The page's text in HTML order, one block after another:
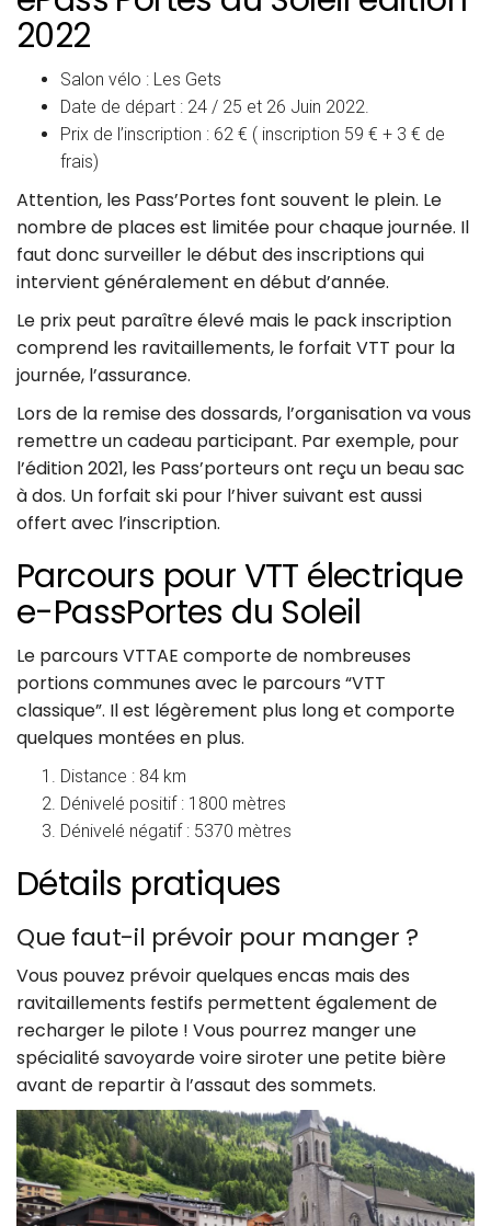
2022
Salon vélo : Les Gets
Date de départ : 24 / 25 et 26 Juin 2022.
Prix de l’inscription : 62 € ( inscription 59 € + 3 € de
frais)
Attention, les Pass’Portes font souvent le plein. Le
nombre de places est limitée pour chaque journée. Il
faut donc surveiller le début des inscriptions qui
intervient généralement en début d’année.
Le prix peut paraître élevé mais le pack inscription
comprend les ravitaillements, le forfait VTT pour la
journée, l’assurance.
Lors de la remise des dossards, l’organisation va vous
remettre un cadeau participant. Par exemple, pour
l’édition 2021, les Pass’porteurs ont reçu un beau sac
à dos. Un forfait ski pour l’hiver suivant est aussi
offert avec l’inscription.
Parcours pour VTT électrique
e-PassPortes du Soleil
Le parcours VTTAE comporte de nombreuses
portions communes avec le parcours “VTT
classique”. Il est légèrement plus long et comporte
quelques montées en plus.
Distance : 84 km
Dénivelé positif : 1800 mètres
Dénivelé négatif : 5370 mètres
Détails pratiques
Que faut-il prévoir pour manger ?
Vous pouvez prévoir quelques encas mais des
ravitaillements festifs permettent également de
recharger le pilote ! Vous pourrez manger une
spécialité savoyarde voire siroter une petite bière
avant de repartir à l’assaut des sommets.